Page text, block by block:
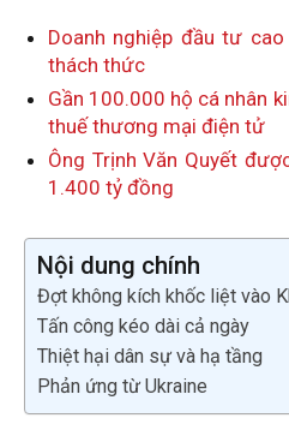
Doanh nghiệp đầu tư
thách thức
Gần 100.000 hộ cá nhân
thuế thương mại điện tử
Ông Trịnh Văn Quyết
1.400 tỷ đồng
Nội dung chính
Đợt không kích khốc liệt vào
Tấn công kéo dài cả ngày
Thiệt hại dân sự và hạ tầng
Phản ứng từ Ukraine